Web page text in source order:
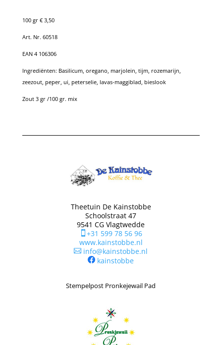
100 gr € 3,50
Art. Nr. 60518
EAN 4 106306
Ingrediënten: Basilicum, oregano, marjolein, tijm, rozemarijn,
zeezout, peper, ui, peterselie, lavas-maggiblad, bieslook
Zout 3 gr /100 gr. mix
Theetuin De Kainstobbe
Schoolstraat 47
9541 CG Vlagtwedde
+31 599 78 56 96
www.kainstobbe.nl
 info@kainstobbe.nl
kainstobbe
Stempelpost Pronkejewail Pad